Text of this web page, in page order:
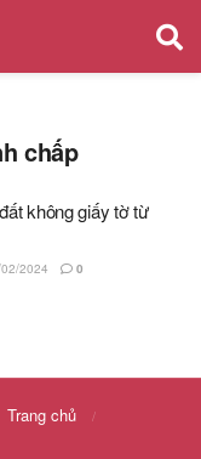
chấp
không giấy tờ từ
2024 0
Trang chủ